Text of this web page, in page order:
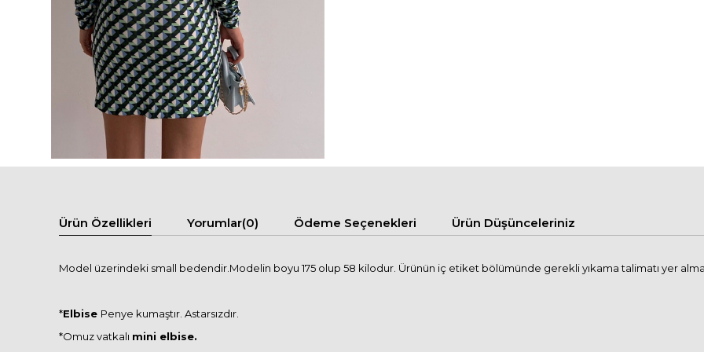
Ürün Özellikleri Yorumlar(0) Ödeme Seçenekleri Ürün Düşünceleriniz
Model üzerindeki small bedendir.Modelin boyu 175 olup 58 kilodur. Ürünün iç etiket bölümünde gerekli yıkama talimatı yer
*Elbise Penye kumaştır. Astarsızdır.
*Omuz vatkalı mini elbise.